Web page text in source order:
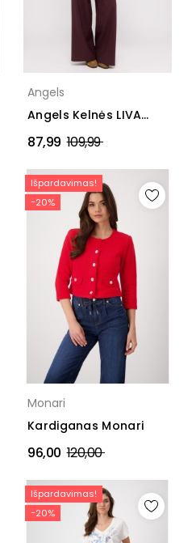
Angels
Angels Kelnės LIVA
87,99 Įprasta
109,99
Išpardavimas!
−20%
Monari
Kardiganas Monari
96,00 Įprasta
120,00
Išpardavimas!
−20%